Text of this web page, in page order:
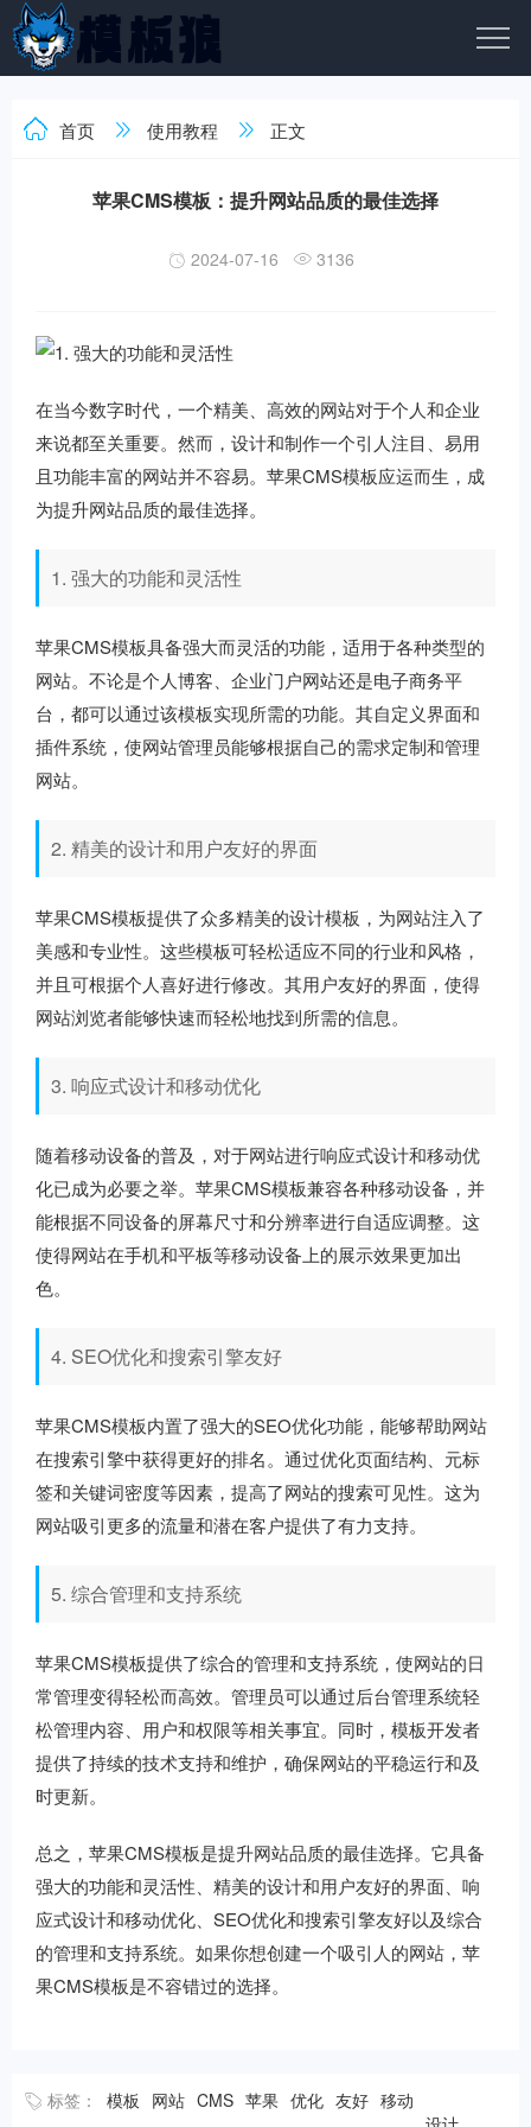
首页 使用教程 正文
苹果CMS模板：提升网站品质的最佳选择
2024-07-16 3136
在当今数字时代，一个精美、高效的网站对于个人和企业
来说都至关重要。然而，设计和制作一个引人注目、易用
且功能丰富的网站并不容易。苹果CMS模板应运而生，成
为提升网站品质的最佳选择。
1. 强大的功能和灵活性
苹果CMS模板具备强大而灵活的功能，适用于各种类型的
网站。不论是个人博客、企业门户网站还是电子商务平
台，都可以通过该模板实现所需的功能。其自定义界面和
插件系统，使网站管理员能够根据自己的需求定制和管理
网站。
2. 精美的设计和用户友好的界面
苹果CMS模板提供了众多精美的设计模板，为网站注入了
美感和专业性。这些模板可轻松适应不同的行业和风格，
并且可根据个人喜好进行修改。其用户友好的界面，使得
网站浏览者能够快速而轻松地找到所需的信息。
3. 响应式设计和移动优化
随着移动设备的普及，对于网站进行响应式设计和移动优
化已成为必要之举。苹果CMS模板兼容各种移动设备，并
能根据不同设备的屏幕尺寸和分辨率进行自适应调整。这
使得网站在手机和平板等移动设备上的展示效果更加出
色。
4. SEO优化和搜索引擎友好
苹果CMS模板内置了强大的SEO优化功能，能够帮助网站
在搜索引擎中获得更好的排名。通过优化页面结构、元标
签和关键词密度等因素，提高了网站的搜索可见性。这为
网站吸引更多的流量和潜在客户提供了有力支持。
5. 综合管理和支持系统
苹果CMS模板提供了综合的管理和支持系统，使网站的日
常管理变得轻松而高效。管理员可以通过后台管理系统轻
松管理内容、用户和权限等相关事宜。同时，模板开发者
提供了持续的技术支持和维护，确保网站的平稳运行和及
时更新。
总之，苹果CMS模板是提升网站品质的最佳选择。它具备
强大的功能和灵活性、精美的设计和用户友好的界面、响
应式设计和移动优化、SEO优化和搜索引擎友好以及综合
的管理和支持系统。如果你想创建一个吸引人的网站，苹
果CMS模板是不容错过的选择。
标签： 模板 网站 CMS 苹果 优化 友好 移动